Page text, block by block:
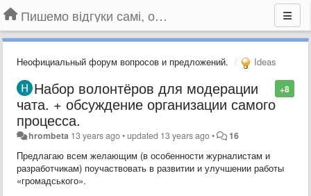
Пишемо відгуки самі, обговорюємо інші ідеї та пропозиції до Громадського Телебачення
Неофициальный форум вопросов и предложений. Ideas
+8
Набор волонтёров для модерации
чата. + обсуждение организации самого
процесса.
hrombeta 13 years ago•updated 13 years ago• 16
Предлагаю всем желающим (в особенности журналистам и
разработчикам) поучаствовать в развитии и улучшении работы
«громадського».